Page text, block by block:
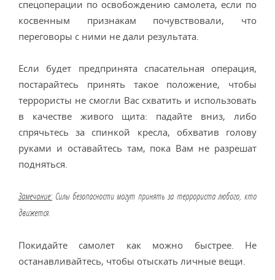
спецоперации по освобождению самолета, если по
косвенным признакам почувствовали, что
переговоры с ними не дали результата.
Если будет предпринята спасательная операция,
постарайтесь принять такое положение, чтобы
террористы не смогли Вас схватить и использовать
в качестве живого щита: падайте вниз, либо
спрячьтесь за спинкой кресла, обхватив голову
руками и оставайтесь там, пока Вам не разрешат
подняться.
Замечание: Силы безопасности могут принять за террориста любого, кто
движется.
Покидайте самолет как можно быстрее. Не
останавливайтесь, чтобы отыскать личные вещи.